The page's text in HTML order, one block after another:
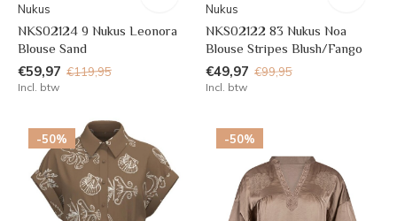
Nukus
NKS02124 9 Nukus Leonora
Blouse Sand
€59,97 €119,95
Incl. btw
Nukus
NKS02122 83 Nukus Noa
Blouse Stripes Blush/Fango
€49,97 €99,95
Incl. btw
-50% -50%